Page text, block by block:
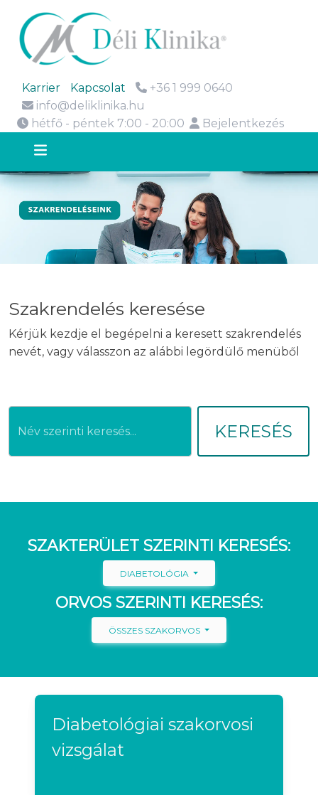
Karrier Kapcsolat
+36 1 999 0640
info@deliklinika.hu
hétfő - péntek 7:00 - 20:00
Bejelentkezés
Szakrendelés keresése
Kérjük kezdje el begépelni a keresett szakrendelés
nevét, vagy válasszon az alábbi legördülő menüből
KERESÉS
SZAKTERÜLET SZERINTI KERESÉS:
DIABETOLÓGIA
ORVOS SZERINTI KERESÉS:
ÖSSZES SZAKORVOS
Diabetológiai szakorvosi
vizsgálat